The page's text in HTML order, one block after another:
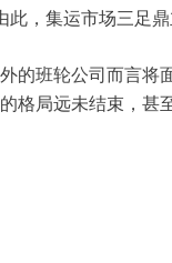
，集运市场三足鼎
班轮公司而言
格局远未结束，甚